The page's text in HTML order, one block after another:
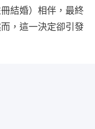
結婚）相伴，最終
，這一決定卻引發